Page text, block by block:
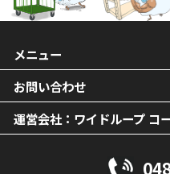
メニュー
お問い合わせ
運営会社：ワイドループ コ